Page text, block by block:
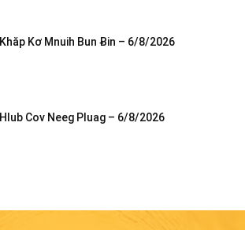
Khăp Kơ Mnuih Bun Ƀin – 6/8/2026
Hlub Cov Neeg Pluag – 6/8/2026